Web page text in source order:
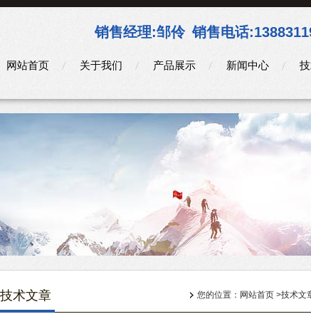
销售经理:邹伶 销售电话:
网站首页 关于我们 产品展示 新闻中心
技术文章 您的位置： 网站首页 >技术文